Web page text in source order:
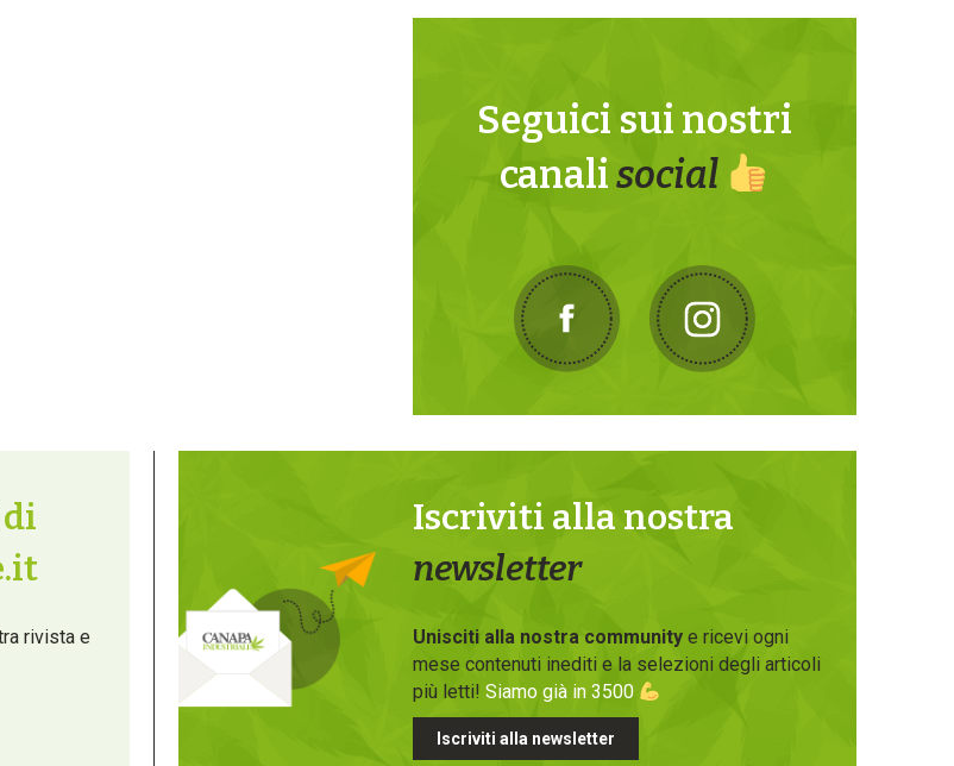
Seguici sui nostri
canalisocial
di
rivista e
Iscriviti alla nostra
newsletter
Unisciti alla nostra communitye ricevi ogni
mese contenuti inediti e la selezioni degli articoli
più letti! Siamo già in 3500
Iscriviti alla newsletter